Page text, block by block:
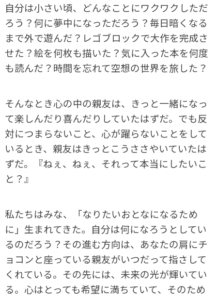
自分は小さい頃、どんなことにワクワクしただ
ろう？何に夢中になっただろう？毎日暗くなる
まで外で遊んだ？レゴブロックで大作を完成さ
せた？絵を何枚も描いた？気に入った本を何度
も読んだ？時間を忘れて空想の世界を旅した？
そんなとき心の中の親友は、きっと一緒になっ
て楽しんだり喜んだりしていたはずだ。でも反
対につまらないこと、心が躍らないことをして
いるとき、親友はきっとこうささやいていたは
ずだ。『ねぇ、ねぇ、それって本当にしたいこ
と？』
私たちはみな、「なりたいおとなになるため
に」生まれてきた。自分は何になろうとしてい
るのだろう？その進む方向は、あなたの肩にチ
ョコンと座っている親友がいつだって指さして
くれている。その先には、未来の光が輝いてい
る。心はとっても希望に満ちていて、そのため